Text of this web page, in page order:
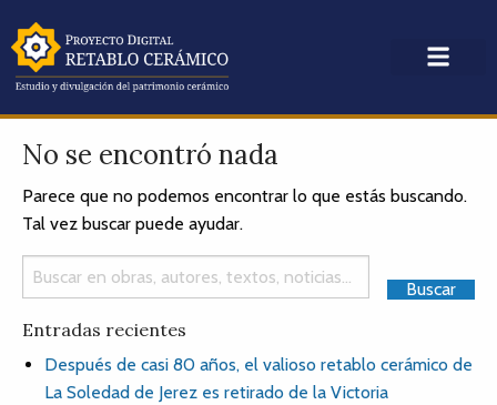
No se encontró nada
Parece que no podemos encontrar lo que estás buscando.
Tal vez buscar puede ayudar.
Entradas recientes
Después de casi 80 años, el valioso retablo cerámico de
La Soledad de Jerez es retirado de la Victoria